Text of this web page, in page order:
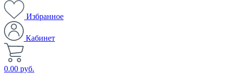
Избранное
Кабинет
0.00 руб.